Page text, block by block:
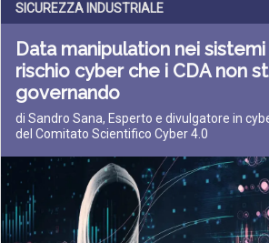
SICUREZZA INDUSTRIALE
Data manipulation nei sistemi
rischio cyber che i CDA non
governando
di Sandro Sana, Esperto e divulgatore in
del Comitato Scientifico Cyber 4.0